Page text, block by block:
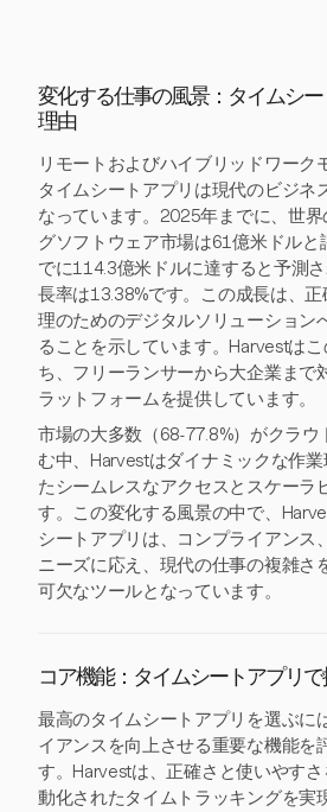
変化する仕事の風景：タイムシ
理由
リモートおよびハイブリッドワーク
タイムシートアプリは現代のビジネ
なっています。2025年までに、世
グソフトウェア市場は61億米ドルと
でに114.3億米ドルに達すると予測
長率は13.38%です。この成長は、
理のためのデジタルソリューション
ることを示しています。Harvestは
ち、フリーランサーから大企業まで
ラットフォームを提供しています。
市場の大多数（68-77.8%）がクラウ
む中、Harvestはダイナミックな作
たシームレスなアクセスとスケーラ
す。この変化する風景の中で、
シートアプリは、コンプライアンス
ニーズに応え、現代の仕事の複雑さ
可欠なツールとなっています。
コア機能：タイムシートアプリ
最高のタイムシートアプリを選ぶに
イアンスを向上させる重要な機能を
す。Harvestは、正確さと使いやす
動化されたタイムトラッキングを実